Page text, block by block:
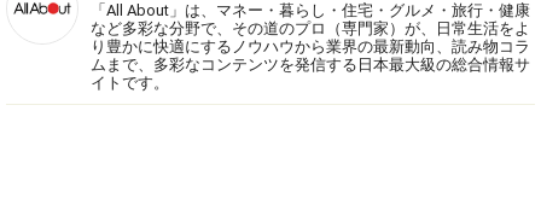
「All About」は、マネー・暮らし・住宅・グルメ・旅行・健康
など多彩な分野で、その道のプロ（専門家）が、日常生活をよ
り豊かに快適にするノウハウから業界の最新動向、読み物コラ
ムまで、多彩なコンテンツを発信する日本最大級の総合情報サ
イトです。